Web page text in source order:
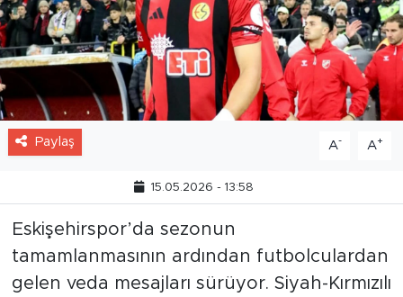
Paylaş A- A+
15.05.2026 - 13:58
Eskişehirspor’da sezonun
tamamlanmasının ardından futbolculardan
gelen veda mesajları sürüyor. Siyah-Kırmızılı